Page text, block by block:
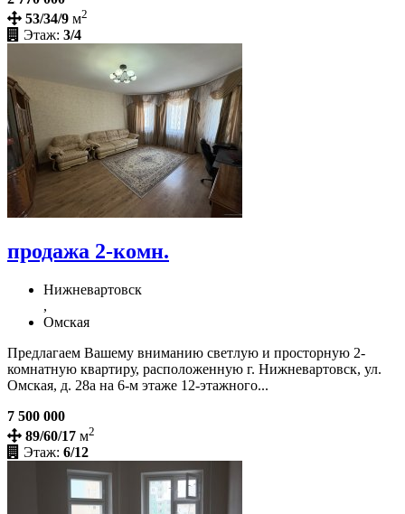
53/34/9 м2
Этаж: 3/4
продажа 2-комн.
Нижневартовск
,
Омская
Предлагаем Вашему вниманию светлую и просторную 2-
комнатную квартиру, расположенную г. Нижневартовск, ул.
Омская, д. 28а на 6-м этаже 12-этажного...
7 500 000
89/60/17 м2
Этаж: 6/12